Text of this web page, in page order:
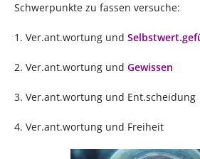
Schwerpunkte zu fassen versuche:
1. Ver.ant.wortung und
2. Ver.ant.wortung und Gewissen
3. Ver.ant.wortung und Ent.scheidung
4. Ver.ant.wortung und Freiheit